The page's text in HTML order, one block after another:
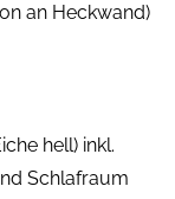
an Heckwand)
hell) inkl.
Schlafraum